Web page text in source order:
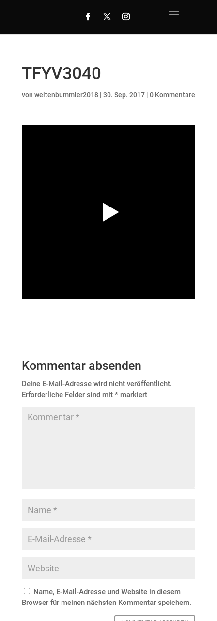
TFYV3040
von weltenbummler2018| 30. Sep. 2017| 0 Kommentare
Kommentar absenden
Deine E-Mail-Adresse wird nicht veröffentlicht.
Erforderliche Felder sind mit *markiert
Name, E-Mail-Adresse und Website in diesem
Browser für meinen nächsten Kommentar speichern.